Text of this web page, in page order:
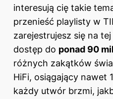
interesują cię takie
przenieść playlisty w
zarejestrujesz się na
dostęp do ponad 90
różnych zakątków
HiFi, osiągający nawet
każdy utwór brzmi,